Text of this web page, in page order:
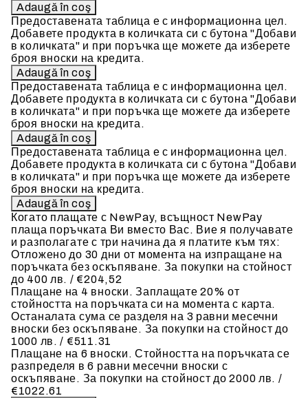
Предоставената таблица е с информационна цел.
Добавете продукта в количката си с бутона "Добави
в количката" и при поръчка ще можете да изберете
броя вноски на кредита.
Предоставената таблица е с информационна цел.
Добавете продукта в количката си с бутона "Добави
в количката" и при поръчка ще можете да изберете
броя вноски на кредита.
Предоставената таблица е с информационна цел.
Добавете продукта в количката си с бутона "Добави
в количката" и при поръчка ще можете да изберете
броя вноски на кредита.
Когато плащате с NewPay, всъщност NewPay
плаща поръчката Ви вместо Вас. Вие я получавате
и разполагате с три начина да я платите към тях:
Отложено до 30 дни от момента на изпращане на
поръчката без оскъпяване. За покупки на стойност
до 400 лв. / €204,52
Плащане на 4 вноски. Заплащате 20% от
стойността на поръчката си на момента с карта.
Останалата сума се разделя на 3 равни месечни
вноски без оскъпяване. За покупки на стойност до
1000 лв. / €511.31
Плащане на 6 вноски. Стойността на поръчката се
разпределя в 6 равни месечни вноски с
оскъпяване. За покупки на стойност до 2000 лв. /
€1022.61